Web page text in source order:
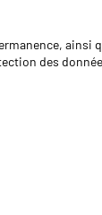
ainsi
des